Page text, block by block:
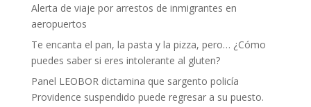
Alerta de viaje por arrestos de inmigrantes en
aeropuertos
Te encanta el pan, la pasta y la pizza, pero… ¿Cómo
puedes saber si eres intolerante al gluten?
Panel LEOBOR dictamina que sargento policía
Providence suspendido puede regresar a su puesto.